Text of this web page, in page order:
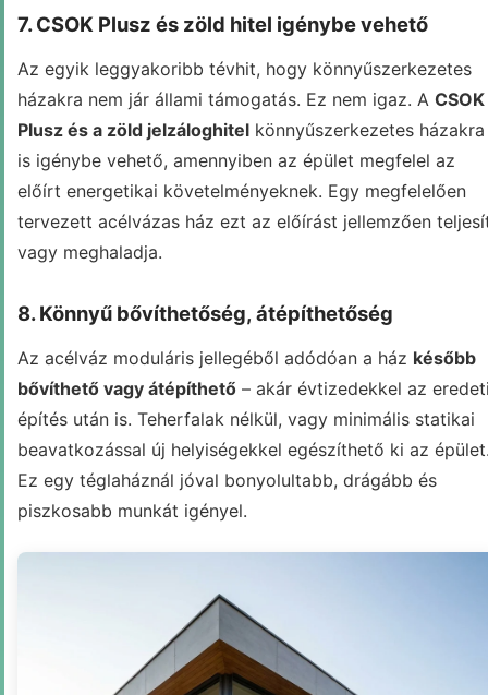
7. CSOK Plusz és zöld hitel igénybe vehető
Az egyik leggyakoribb tévhit, hogy könnyűszerkezetes
házakra nem jár állami támogatás. Ez nem igaz. A CSOK
Plusz és a zöld jelzáloghitel könnyűszerkezetes házakra
is igénybe vehető, amennyiben az épület megfelel az
előírt energetikai követelményeknek. Egy megfelelően
tervezett acélvázas ház ezt az előírást jellemzően
vagy meghaladja.
8. Könnyű bővíthetőség, átépíthetőség
Az acélváz moduláris jellegéből adódóan a ház később
bővíthető vagy átépíthető – akár évtizedekkel az
építés után is. Teherfalak nélkül, vagy minimális statikai
beavatkozással új helyiségekkel egészíthető ki az
Ez egy téglaháznál jóval bonyolultabb, drágább és
piszkosabb munkát igényel.